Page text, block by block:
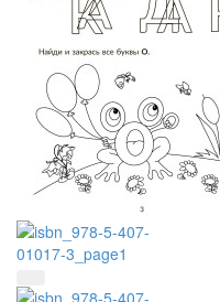
Быстрый просмотр